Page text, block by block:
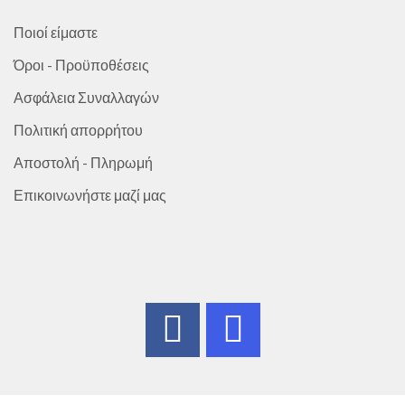
Ποιοί είμαστε
Όροι - Προϋποθέσεις
Ασφάλεια Συναλλαγών
Πολιτική απορρήτου
Αποστολή - Πληρωμή
Επικοινωνήστε μαζί μας